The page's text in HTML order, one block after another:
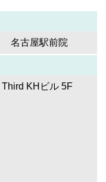
名古屋駅前院
KHビル 5F